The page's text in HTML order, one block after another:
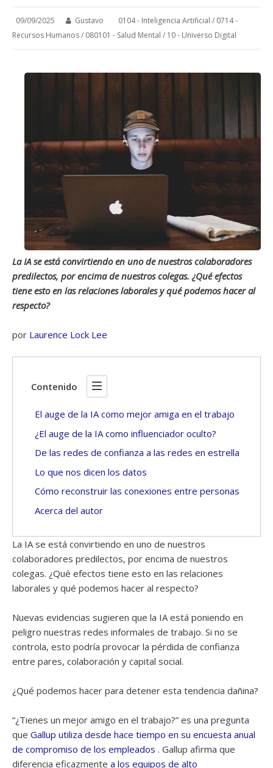
09/09/2025 Gustavo 0104 - Inteligencia Artificial / 0714 -
Recursos Humanos/ 080101 - Salud Mental / 10 - Universo Digital
La IA se está convirtiendo en uno de nuestros colaboradores
predilectos, por encima de nuestros colegas. ¿Qué efectos
tiene esto en las relaciones laborales y qué podemos hacer al
respecto?
por Laurence Lock Lee
Contenido
El auge de la IA como mejor amiga en el trabajo
¿El auge de la IA como influenciador oculto?
De las redes de confianza a las redes en estrella
Lo que nos dicen los datos
Cómo reconstruir las conexiones entre personas
Acerca del autor
La IA se está convirtiendo en uno de nuestros
colaboradores predilectos, por encima de nuestros
colegas. ¿Qué efectos tiene esto en las relaciones
laborales y qué podemos hacer al respecto?
Nuevas evidencias sugieren que la IA está poniendo en
peligro nuestras redes informales de trabajo. Si no se
controla, esto podría provocar la pérdida de confianza
entre pares, colaboración y capital social.
¿Qué podemos hacer para detener esta tendencia dañina?
“¿Tienes un mejor amigo en el trabajo?” es una pregunta
que Gallup utiliza desde hace tiempo en su encuesta anual
de compromiso de los empleados . Gallup afirma que
diferencia eficazmente a los equipos de alto